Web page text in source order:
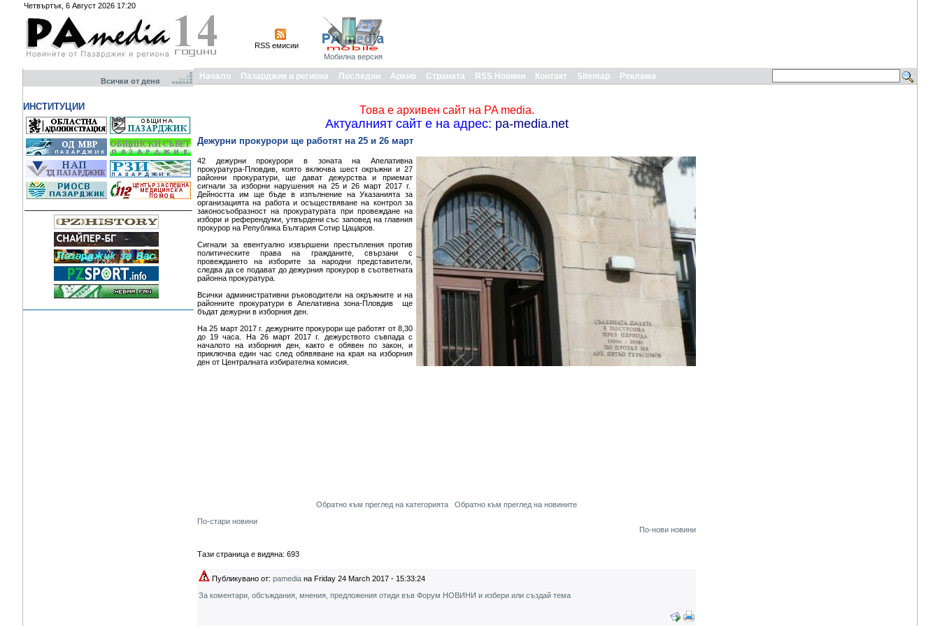
Четвъртък, 6 Август 2026 17:20
RSS емисии
Мобилна версия
Всички от деня
ИНСТИТУЦИИ
Начало Пазарджик и региона Последни Архив Страната RSS Новини Контакт Sitemap Реклама
Това е архивен сайт на PA media.
Актуалният сайт е на адрес: pa-media.net
Дежурни прокурори ще работят на 25 и 26 март
42 дежурни прокурори в зоната на Апелативна
прокуратура-Пловдив, която включва шест окръжни и 27
районни прокуратури, ще дават дежурства и приемат
сигнали за изборни нарушения на 25 и 26 март 2017 г.
Дейността им ще бъде в изпълнение на Указанията за
организацията на работа и осъществяване на контрол за
законосъобразност на прокуратурата при провеждане на
избори и референдуми, утвърдени със заповед на главния
прокурор на Република България Сотир Цацаров.
Сигнали за евентуално извършени престъпления против
политическите права на гражданите, свързани с
провеждането на изборите за народни представители,
следва да се подават до дежурния прокурор в съответната
районна прокуратура.
Всички административни ръководители на окръжните и на
районните прокуратури в Апелативна зона-Пловдив ще
бъдат дежурни в изборния ден.
На 25 март 2017 г. дежурните прокурори ще работят от 8,30
до 19 часа. На 26 март 2017 г. дежурството съвпада с
началото на изборния ден, както е обявен по закон, и
приключва един час след обявяване на края на изборния
ден от Централната избирателна комисия.
Обратно към преглед на категорията
Обратно към преглед на новините
По-стари новини
По-нови новини
Тази страница е видяна: 693
Публикувано от: pamedia на Friday 24 March 2017 - 15:33:24
За коментари, обсъждания, мнения, предложения отиди във Форум НОВИНИ и избери или създай тема